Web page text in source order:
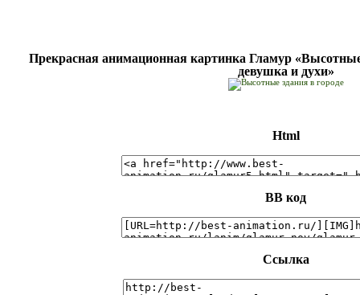
Прекрасная анимационная картинка Гламур
девушка и духи»
Html
BB код
Ссылка